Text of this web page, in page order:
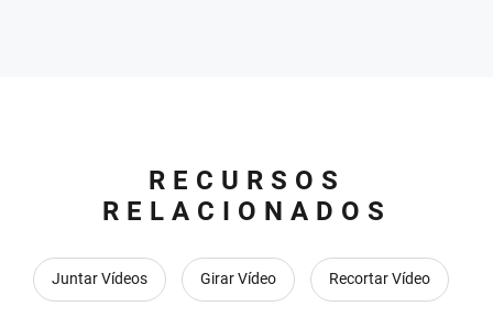
RECURSOS
RELACIONADOS
Juntar Vídeos Girar Vídeo Recortar Vídeo